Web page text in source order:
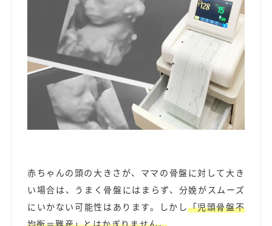
赤ちゃんの頭の大きさが、ママの骨盤に対して大き
い場合は、うまく骨盤にはまらず、分娩がスムーズ
にいかない可能性はあります。しかし「児頭骨盤不